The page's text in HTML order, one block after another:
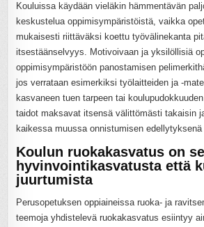
Kouluissa käydään vieläkin hämmentävän
keskustelua oppimisympäristöistä, vaikka
mukaisesti riittäväksi koettu työvälinekanta
itsestäänselvyys. Motivoivaan ja yksilöllisiä
oppimisympäristöön panostamisen
jos verrataan esimerkiksi työlaitteiden ja -
kasvaneen tuen tarpeen tai
taidot maksavat itsensä välittömästi takaisin
kaikessa muussa onnistumisen
Koulun ruokakasvatus on
hyvinvointikasvatusta että
juurtumista
Perusopetuksen oppiaineissa ruoka- ja
teemoja yhdistelevä ruokakasvatus esiintyy